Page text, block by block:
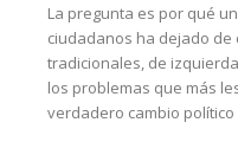
La pregunta es por qué
ciudadanos ha dejado
tradicionales, de
los problemas que más
verdadero cambio político